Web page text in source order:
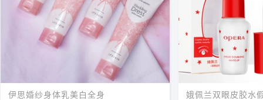
伊思婚纱身体乳美白全身 娥佩兰双眼皮胶水